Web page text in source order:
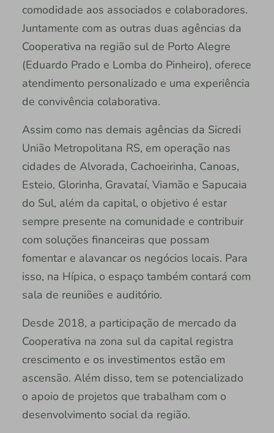
comodidade aos associados e colaboradores.
Juntamente com as outras duas agências da
Cooperativa na região sul de Porto Alegre
(Eduardo Prado e Lomba do Pinheiro), oferece
atendimento personalizado e uma experiência
de convivência colaborativa.
Assim como nas demais agências da Sicredi
União Metropolitana RS, em operação nas
cidades de Alvorada, Cachoeirinha, Canoas,
Esteio, Glorinha, Gravataí, Viamão e Sapucaia
do Sul, além da capital, o objetivo é estar
sempre presente na comunidade e contribuir
com soluções financeiras que possam
fomentar e alavancar os negócios locais. Para
isso, na Hípica, o espaço também contará com
sala de reuniões e auditório.
Desde 2018, a participação de mercado da
Cooperativa na zona sul da capital registra
crescimento e os investimentos estão em
ascensão. Além disso, tem se potencializado
o apoio de projetos que trabalham com o
desenvolvimento social da região.